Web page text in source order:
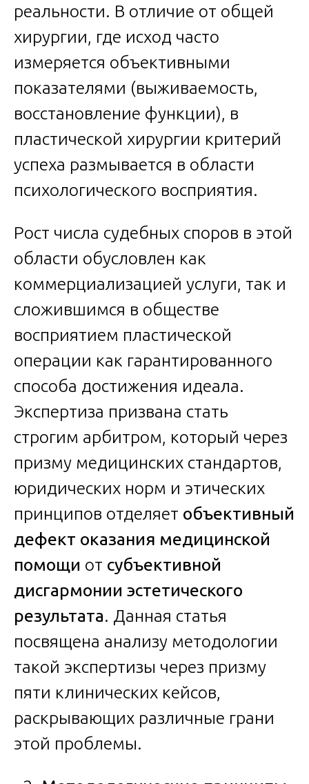
реальности. В отличие от общей
хирургии, где исход часто
измеряется объективными
показателями (выживаемость,
восстановление функции), в
пластической хирургии критерий
успеха размывается в области
психологического восприятия.
Рост числа судебных споров в этой
области обусловлен как
коммерциализацией услуги, так и
сложившимся в обществе
восприятием пластической
операции как гарантированного
способа достижения идеала.
Экспертиза призвана стать
строгим арбитром, который через
призму медицинских стандартов,
юридических норм и этических
принципов отделяет объективный
дефект оказания медицинской
помощи от субъективной
дисгармонии эстетического
результата. Данная статья
посвящена анализу методологии
такой экспертизы через призму
пяти клинических кейсов,
раскрывающих различные грани
этой проблемы.